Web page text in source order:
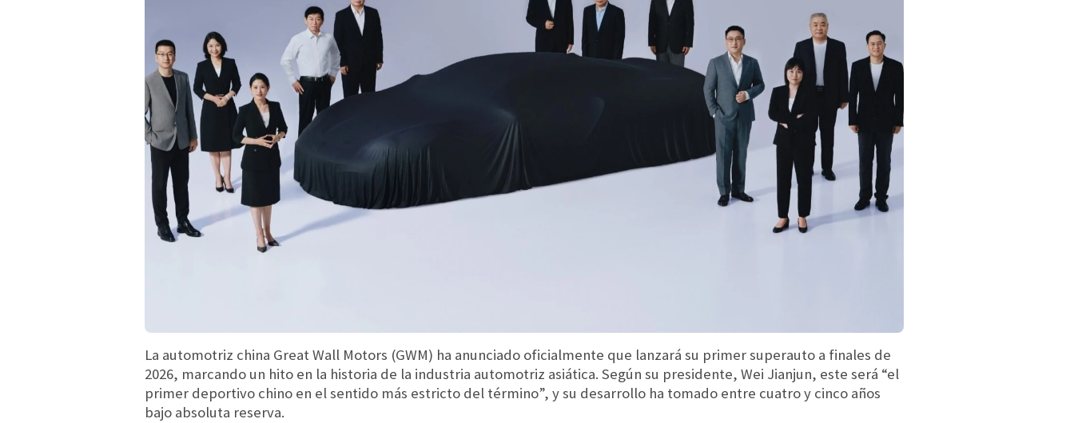
La automotriz china Great Wall Motors (GWM) ha anunciado oficialmente que lanzará su primer superauto a finales de
2026, marcando un hito en la historia de la industria automotriz asiática. Según su presidente, Wei Jianjun, este será “el
primer deportivo chino en el sentido más estricto del término”, y su desarrollo ha tomado entre cuatro y cinco años
bajo absoluta reserva.